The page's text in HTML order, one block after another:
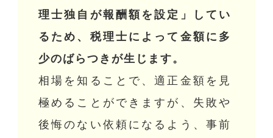
理士独自が報酬額を設定」してい
るため、税理士によって金額に多
少のばらつきが生じます。
相場を知ることで、適正金額を見
極めることができますが、失敗や
後悔のない依頼になるよう、事前